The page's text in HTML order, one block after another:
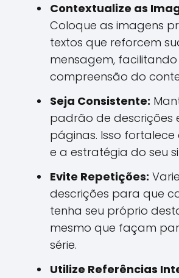
Contextualize as
Coloque as imagens
textos que reforcem
mensagem,
compreensão do
Seja Consistente:
padrão de descrições
páginas. Isso
e a estratégia do seu
Evite Repetições:
descrições para que
tenha seu próprio
mesmo que façam
série.
Utilize Referências